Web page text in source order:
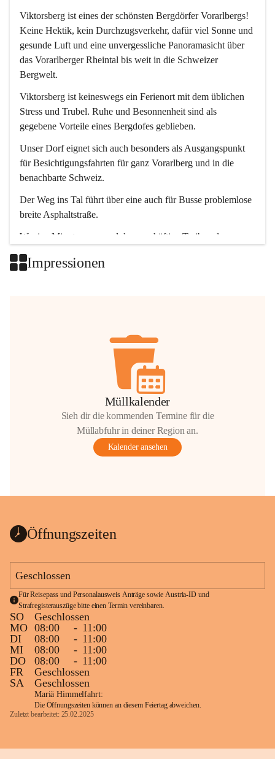
Viktorsberg ist eines der schönsten Bergdörfer Vorarlbergs!
Keine Hektik, kein Durchzugsverkehr, dafür viel Sonne und
gesunde Luft und eine unvergessliche Panoramasicht über
das Vorarlberger Rheintal bis weit in die Schweizer
Bergwelt.
Viktorsberg ist keineswegs ein Ferienort mit dem üblichen
Stress und Trubel. Ruhe und Besonnenheit sind als
gegebene Vorteile eines Bergdofes geblieben.
Unser Dorf eignet sich auch besonders als Ausgangspunkt
für Besichtigungsfahrten für ganz Vorarlberg und in die
benachbarte Schweiz.
Der Weg ins Tal führt über eine auch für Busse problemlose
breite Asphaltstraße.
Wenige Minuten nur, und das geschäftige Treiben der
Impressionen
Müllkalender
Sieh dir die kommenden Termine für die
Müllabfuhr in deiner Region an.
Kalender ansehen
Öffnungszeiten
Geschlossen
Für Reisepass und Personalausweis Anträge sowie Austria-ID und
Strafregisterauszüge bitte einen Termin vereinbaren.
SO
Geschlossen
MO 08:00 - 11:00
DI
08:00 - 11:00
MI
08:00 - 11:00
DO
08:00 - 11:00
FR
Geschlossen
SA
Geschlossen
Mariä Himmelfahrt:
Die Öffnungszeiten können an diesem Feiertag abweichen.
Zuletzt bearbeitet: 25.02.2025